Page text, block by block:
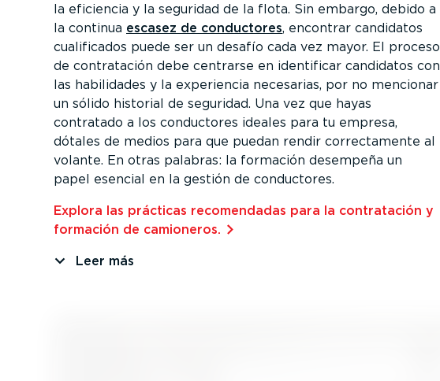
la eficiencia y la seguridad de la flota. Sin embargo, debido a
la continua escasez de conductores, encontrar candidatos
cuali­fi­cados puede ser un desafío cada vez mayor. El proceso
de contra­tación debe centrarse en identificar candidatos con
las habilidades y la experiencia necesarias, por no mencionar
un sólido historial de seguridad. Una vez que hayas
contratado a los conductores ideales para tu empresa,
dótales de medios para que puedan rendir correc­ta­mente al
volante. En otras palabras: la formación desempeña un
papel esencial en la gestión de conductores.
Explora las prácticas recomen­dadas para la contra­tación y
formación de camioneros.⁠
Leer más